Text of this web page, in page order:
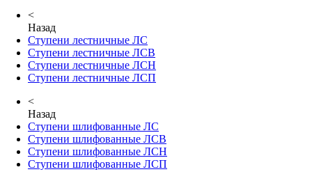
<
Назад
Ступени лестничные ЛС
Ступени лестничные ЛСВ
Ступени лестничные ЛСН
Ступени лестничные ЛСП
<
Назад
Ступени шлифованные ЛС
Ступени шлифованные ЛСВ
Ступени шлифованные ЛСН
Ступени шлифованные ЛСП